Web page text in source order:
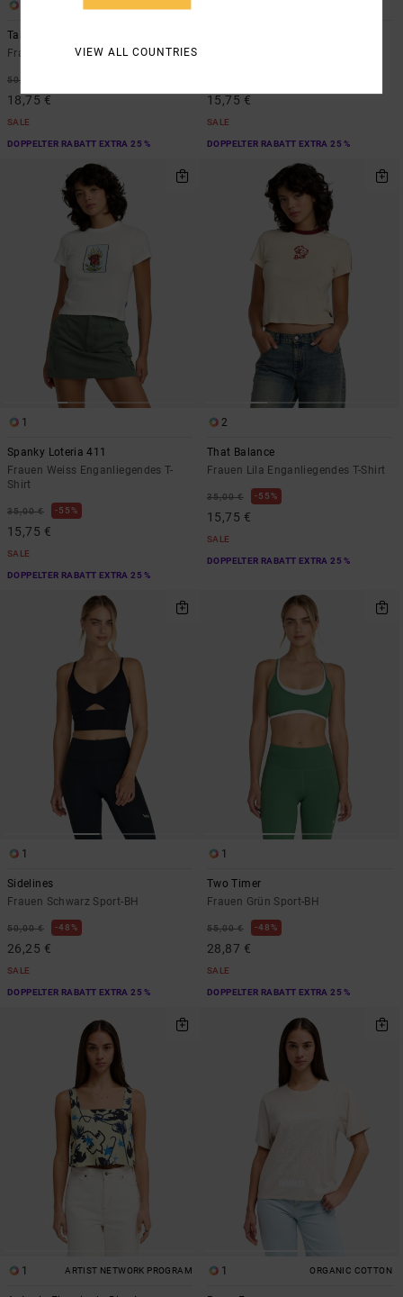
Tash
Frauen Grün Tank-Top
50,00 €
18,75 €
SALE
DOPPELTER RABATT EXTRA 25 %
15,75 €
SALE
DOPPELTER RABATT EXTRA 25 %
1
Spanky Loteria 411
Frauen Weiss Enganliegendes T-
Shirt
35,00 € 55%
15,75 €
SALE
DOPPELTER RABATT EXTRA 25 %
2
That Balance
Frauen Lila Enganliegendes T-Shirt
35,00 € 55%
15,75 €
SALE
DOPPELTER RABATT EXTRA 25 %
1
Sidelines
Frauen Schwarz Sport-BH
50,00 € 48%
26,25 €
SALE
DOPPELTER RABATT EXTRA 25 %
1
Two Timer
Frauen Grün Sport-BH
55,00 € 48%
28,87 €
SALE
DOPPELTER RABATT EXTRA 25 %
1 ARTIST NETWORK PROGRAM 1 ORGANIC COTTON
VIEW ALL COUNTRIES